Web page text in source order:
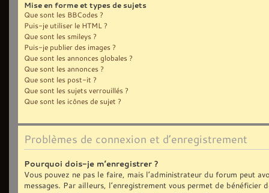
Mise en forme et types de sujets
Que sont les BBCodes ?
Puis-je utiliser le HTML ?
Que sont les smileys ?
Puis-je publier des images ?
Que sont les annonces globales ?
Que sont les annonces ?
Que sont les post-it ?
Que sont les sujets verrouillés ?
Que sont les icônes de sujet ?
Problèmes de connexion et d’enregistrement
Pourquoi dois-je m’enregistrer ?
Vous pouvez ne pas le faire, mais l’administrateur du forum peut
messages. Par ailleurs, l’enregistrement vous permet de